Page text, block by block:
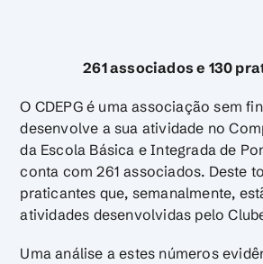
261 associados e 130
O CDEPG é uma associação sem
desenvolve a sua atividade no
da Escola Básica e Integrada de
conta com 261 associados. Deste
praticantes que, semanalmente,
atividades desenvolvidas pelo
Uma análise a estes números